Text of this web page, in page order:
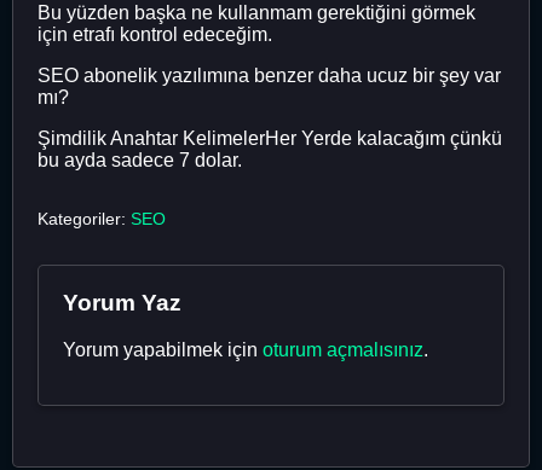
Bu yüzden başka ne kullanmam gerektiğini görmek
için etrafı kontrol edeceğim.
SEO abonelik yazılımına benzer daha ucuz bir şey var
mı?
Şimdilik Anahtar KelimelerHer Yerde kalacağım çünkü
bu ayda sadece 7 dolar.
Kategoriler: SEO
Yorum Yaz
Yorum yapabilmek için oturum açmalısınız.